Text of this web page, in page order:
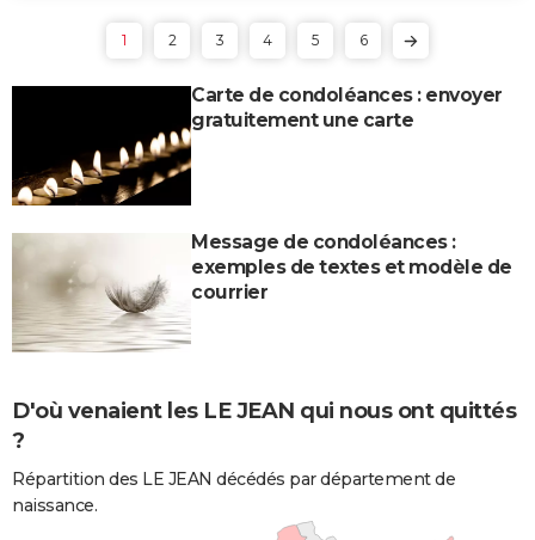
1 2 3 4 5 6
Carte de condoléances : envoyer
gratuitement une carte
Message de condoléances :
exemples de textes et modèle de
courrier
D'où venaient les LE JEAN qui nous ont quittés
?
Répartition des LE JEAN décédés par département de
naissance.